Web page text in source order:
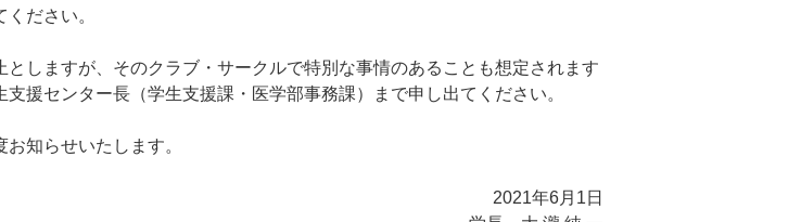
ださい。
しますが、そのクラブ・サークルで特別な事情のあることも想定されます
援センター長（学生支援課・医学部事務課）まで申し出てください。
知らせいたします。
2021年6月1日